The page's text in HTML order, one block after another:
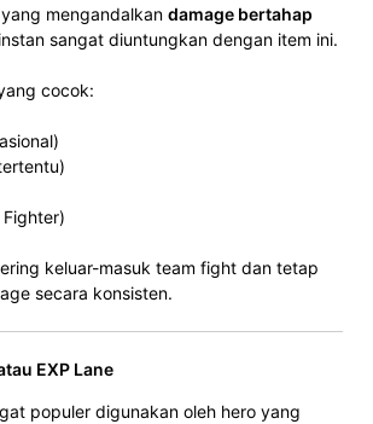
mengandalkan damage bertahap
sangat diuntungkan dengan item ini.
cocok:
keluar-masuk team fight dan tetap
secara konsisten.
EXP Lane
populer digunakan oleh hero yang